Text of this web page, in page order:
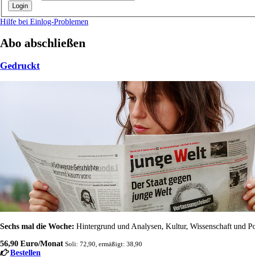
Hilfe bei Einlog-Problemen
Abo abschließen
Gedruckt
Sechs mal die Woche: Hintergrund und Analysen, Kultur, Wissenschaft und
56,90 Euro/Monat Soli: 72,90, ermäßigt: 38,90
Bestellen